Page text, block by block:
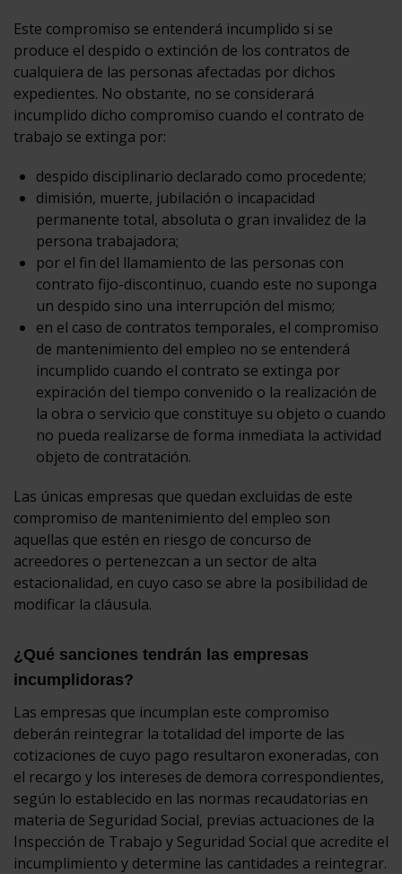
Este compromiso se entenderá incumplido si se
produce el despido o extinción de los contratos de
cualquiera de las personas afectadas por dichos
expedientes. No obstante, no se considerará
incumplido dicho compromiso cuando el contrato de
trabajo se extinga por:
despido disciplinario declarado como procedente;
dimisión, muerte, jubilación o incapacidad
permanente total, absoluta o gran invalidez de la
persona trabajadora;
por el fin del llamamiento de las personas con
contrato fijo-discontinuo, cuando este no suponga
un despido sino una interrupción del mismo;
en el caso de contratos temporales, el compromiso
de mantenimiento del empleo no se entenderá
incumplido cuando el contrato se extinga por
expiración del tiempo convenido o la realización de
la obra o servicio que constituye su objeto o cuando
no pueda realizarse de forma inmediata la actividad
objeto de contratación.
Las únicas empresas que quedan excluidas de este
compromiso de mantenimiento del empleo son
aquellas que estén en riesgo de concurso de
acreedores o pertenezcan a un sector de alta
estacionalidad, en cuyo caso se abre la posibilidad de
modificar la cláusula.
¿Qué sanciones tendrán las empresas
incumplidoras?
Las empresas que incumplan este compromiso
deberán reintegrar la totalidad del importe de las
cotizaciones de cuyo pago resultaron exoneradas, con
el recargo y los intereses de demora correspondientes,
según lo establecido en las normas recaudatorias en
materia de Seguridad Social, previas actuaciones de la
Inspección de Trabajo y Seguridad Social que acredite el
incumplimiento y determine las cantidades a reintegrar.